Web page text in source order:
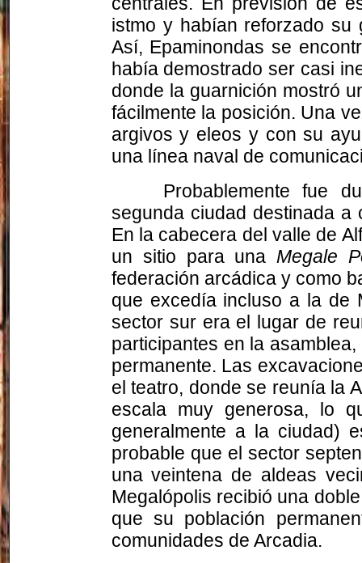
istmo y habían reforzado
Así, Epaminondas se
había demostrado ser casi
donde la guarnición mostró
fácilmente la posición. Una
argivos y eleos y con su
una línea naval de
Probablemente fue
segunda ciudad destinada a
En la cabecera del valle de
un sitio para una Megale
federación arcádica y como
que excedía incluso a la de
sector sur era el lugar de
participantes en la
permanente. Las
el teatro, donde se reunía la
escala muy generosa, lo
generalmente a la ciudad)
probable que el sector
una veintena de aldeas
Megalópolis recibió una
que su población
comunidades de Arcadia.